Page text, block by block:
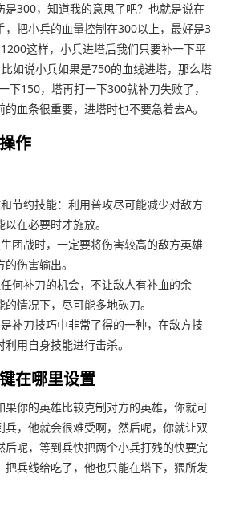
是300，知道我的意思了吧？也就是说在
，把小兵的血量控制在300以上，最好是3
这样，小兵进塔后我们只要补一下平
如说小兵如果是750的血线进塔，那么塔
下150，塔再打一下300就补刀失败了，
血条很重要，进塔时也不要急着去A。
作
节约技能：利用普攻尽可能减少对敌方
在必要时才施放。
团战时，一定要将伤害较高的敌方英雄
伤害输出。
何补刀的机会，不让敌人有补血的余
情况下，尽可能多地砍刀。
补刀技巧中非常了得的一种，在敌方技
用自身技能进行击杀。
在哪里设置
果你的英雄比较克制对方的英雄，你就可
兵，他就会很难受啊，然后呢，你就让双
后呢，等到兵快把两个小兵打残的快要完
把兵线给吃了，他也只能在塔下，猥所发